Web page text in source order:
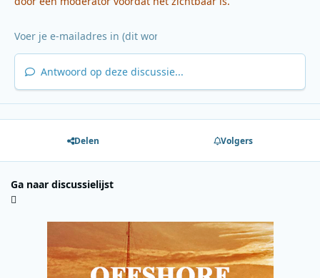
Antwoord op deze discussie...
Delen Volgers
Ga naar discussielijst